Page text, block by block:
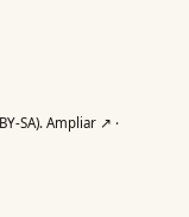
SA). Ampliar ↗ ·